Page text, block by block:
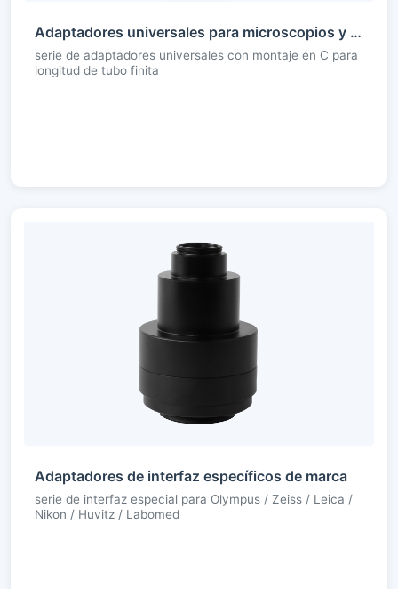
Adaptadores universales para microscopios y telescopios
serie de adaptadores universales con montaje en C para
longitud de tubo finita
Adaptadores de interfaz específicos de marca
serie de interfaz especial para Olympus / Zeiss / Leica /
Nikon / Huvitz / Labomed